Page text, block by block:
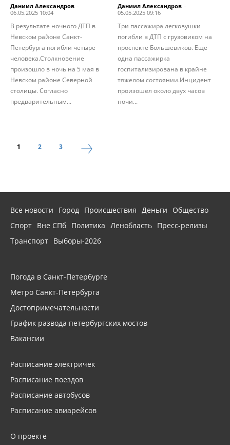
Даниил Александров -
06.05.2025 10:04
В результате ночного ДТП в
Невском районе Санкт-
Петербурга погибли четыре
человека.Столкновение
произошло в ночь на 5 мая в
Невском районе Северной
столицы. Согласно
предварительным...
Даниил Александров -
05.05.2025 09:16
Три пассажира легковушки
погибли в ДТП с грузовиком на
проспекте Большевиков. Еще
одна пассажирка
госпитализирована в крайне
тяжелом состоянии.Инцидент
произошел около двух часов
ночи...
1 2 3
Все новости Город Происшествия Деньги
Общество
Спорт Вне СПб Политика Ленобласть Пресс-релизы
Транспорт Выборы-2026
Погода в Санкт-Петербурге
Метро Санкт-Петербурга
Достопримечательности
График развода петербургских мостов
Вакансии
Расписание электричек
Расписание поездов
Расписание автобусов
Расписание авиарейсов
О проекте